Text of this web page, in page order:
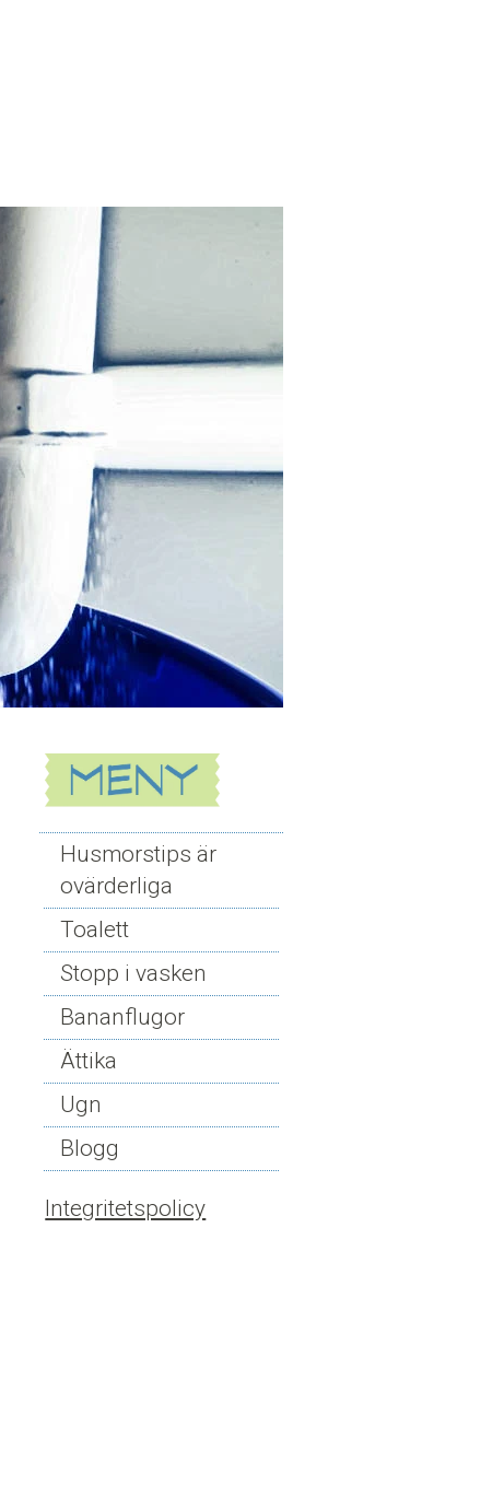
Husmorstips är
ovärderliga
Toalett
Stopp i vasken
Bananflugor
Ättika
Ugn
Blogg
Integritetspolicy